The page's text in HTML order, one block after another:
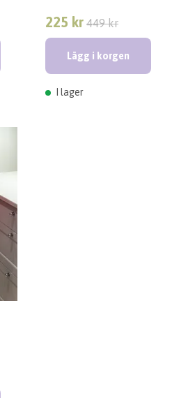
225 kr 449 kr
Lägg i korgen
I lager